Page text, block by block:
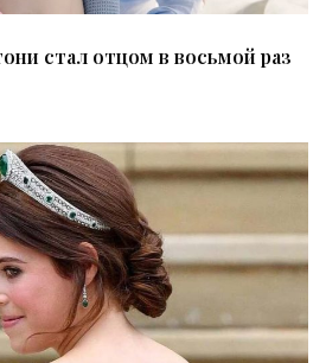
стал отцом в восьмой раз